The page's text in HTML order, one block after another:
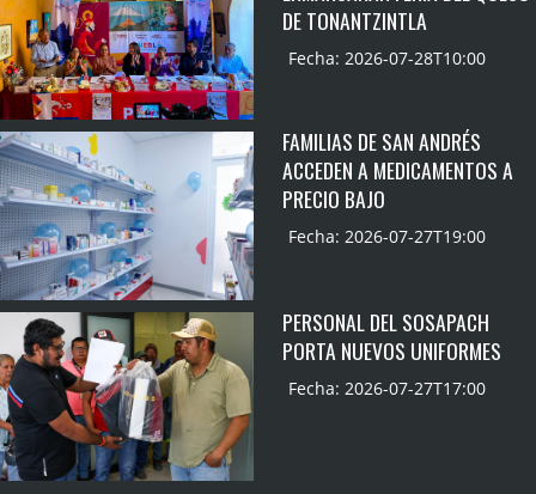
DE TONANTZINTLA
Fecha: 2026-07-28T10:00
FAMILIAS DE SAN ANDRÉS
ACCEDEN A MEDICAMENTOS A
PRECIO BAJO
Fecha: 2026-07-27T19:00
PERSONAL DEL SOSAPACH
PORTA NUEVOS UNIFORMES
Fecha: 2026-07-27T17:00